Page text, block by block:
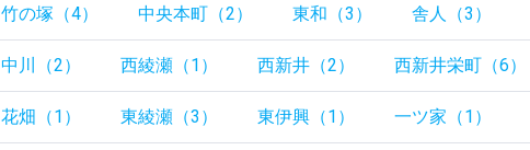
竹の塚（4） 中央本町（2） 東和（3） 舎人（3）
中川（2） 西綾瀬（1） 西新井（2） 西新井栄町（6）
花畑（1） 東綾瀬（3） 東伊興（1） 一ツ家（1）